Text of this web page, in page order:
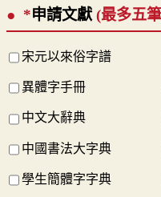
*申請文獻 (最多五
宋元以來俗字譜
異體字手冊
中文大辭典
中國書法大字典
學生簡體字字典